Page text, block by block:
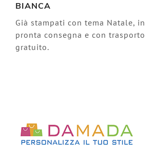
BIANCA
Già stampati con tema Natale, in
pronta consegna e con trasporto
gratuito.